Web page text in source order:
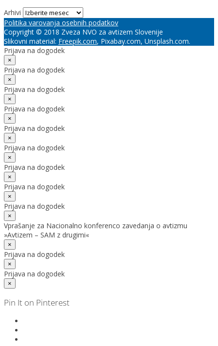
Arhivi
Politika varovanja osebnih podatkov
Copyright © 2018 Zveza NVO za avtizem Slovenije
Slikovni material: Freepik.com, Pixabay.com, Unsplash.com.
Prijava na dogodek
×
Prijava na dogodek
×
Prijava na dogodek
×
Prijava na dogodek
×
Prijava na dogodek
×
Prijava na dogodek
×
Prijava na dogodek
×
Prijava na dogodek
×
Prijava na dogodek
×
Vprašanje za Nacionalno konferenco zavedanja o avtizmu
»Avtizem – SAM z drugimi«
×
Prijava na dogodek
×
Prijava na dogodek
×
Pin It on Pinterest